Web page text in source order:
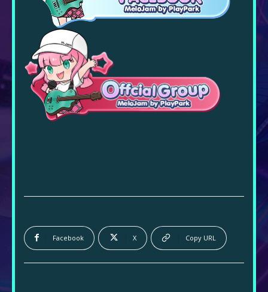
Facebook X Copy URL